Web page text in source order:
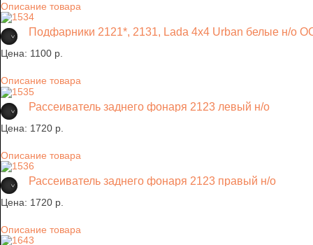
Описание товара
Подфарники 2121*, 2131, Lada 4х4 Urban белые н/о
Цена: 1100 p.
Описание товара
Рассеиватель заднего фонаря 2123 левый н/о
Цена: 1720 p.
Описание товара
Рассеиватель заднего фонаря 2123 правый н/о
Цена: 1720 p.
Описание товара